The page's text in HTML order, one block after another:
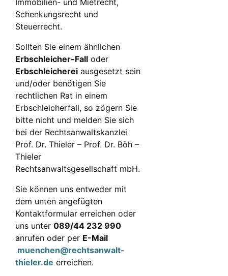
Immobilien- und Mietrecht,
Schenkungsrecht und
Steuerrecht.
Sollten Sie einem ähnlichen
Erbschleicher-Fall oder
Erbschleicherei ausgesetzt sein
und/oder benötigen Sie
rechtlichen Rat in einem
Erbschleicherfall, so zögern Sie
bitte nicht und melden Sie sich
bei der Rechtsanwaltskanzlei
Prof. Dr. Thieler – Prof. Dr. Böh –
Thieler
Rechtsanwaltsgesellschaft mbH.
Sie können uns entweder mit
dem unten angefügten
Kontaktformular erreichen oder
uns unter 089/44 232 990
anrufen oder per E-Mail
muenchen@rechtsanwalt-
thieler.de erreichen.